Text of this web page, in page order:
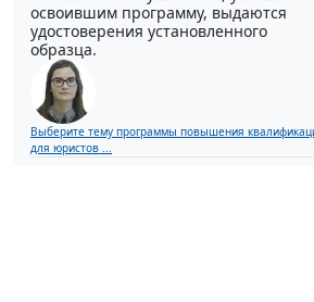
освоившим программу, выдаются
удостоверения установленного
образца.
Выберите тему программы повышения
для юристов ...